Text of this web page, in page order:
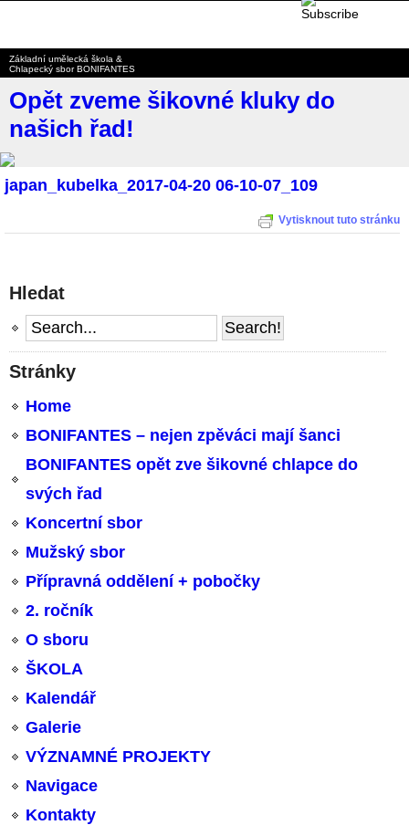
Základní umělecká škola &
Chlapecký sbor BONIFANTES
Opět zveme šikovné kluky do
našich řad!
japan_kubelka_2017-04-20 06-10-07_109
Vytisknout tuto stránku
Hledat
Stránky
Home
BONIFANTES – nejen zpěváci mají šanci
BONIFANTES opět zve šikovné chlapce do
svých řad
Koncertní sbor
Mužský sbor
Přípravná oddělení + pobočky
2. ročník
O sboru
ŠKOLA
Kalendář
Galerie
VÝZNAMNÉ PROJEKTY
Navigace
Kontakty